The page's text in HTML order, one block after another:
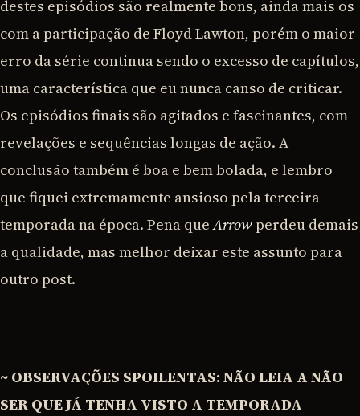
destes episódios são realmente bons, ainda mais os
com a participação de Floyd Lawton, porém o maior
erro da série continua sendo o excesso de capítulos,
uma característica que eu nunca canso de criticar.
Os episódios finais são agitados e fascinantes, com
revelações e sequências longas de ação. A
conclusão também é boa e bem bolada, e lembro
que fiquei extremamente ansioso pela terceira
temporada na época. Pena queArrow perdeu demais
a qualidade, mas melhor deixar este assunto para
outro post.
~ OBSERVAÇÕES SPOILENTAS: NÃO LEIA A NÃO
SER QUE JÁ TENHA VISTO A TEMPORADA